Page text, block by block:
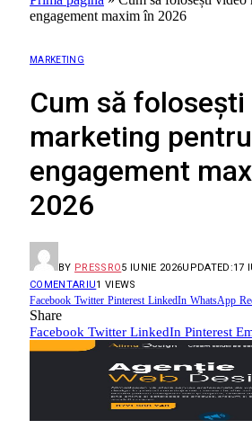
engagement maxim în 2026
MARKETING
Cum să folosești
marketing pentru
engagement
2026
BY PRESSRO5 IUNIE 2026UPDATED:17
COMENTARIU1 VIEWS
Facebook Twitter Pinterest LinkedIn WhatsApp
Share
Facebook Twitter LinkedIn Pinterest